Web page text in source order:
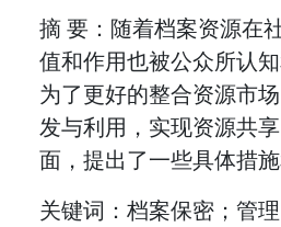
摘 要：随着档案资源在
值和作用也被公众所认
为了更好的整合资源市
发与利用，实现资源共
面，提出了一些具体措施
关键词：档案保密；管